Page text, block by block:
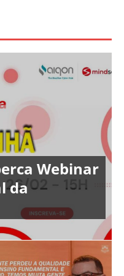
Webinar
da